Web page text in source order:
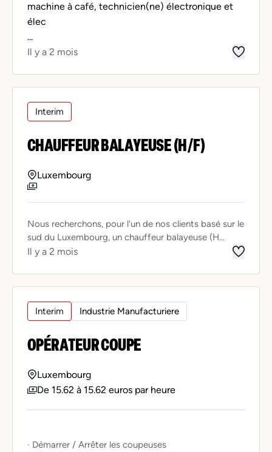
machine à café, technicien(ne) électronique et
élec
...
Il y a 2 mois
Interim
CHAUFFEUR BALAYEUSE (H/F)
Luxembourg
Nous recherchons, pour l'un de nos clients basé sur le
sud du Luxembourg, un chauffeur balayeuse (H...
Il y a 2 mois
Interim Industrie Manufacturiere
OPÉRATEUR COUPE
Luxembourg
De 15.62 à 15.62 euros par heure
· Démarrer / Arrêter les coupeuses